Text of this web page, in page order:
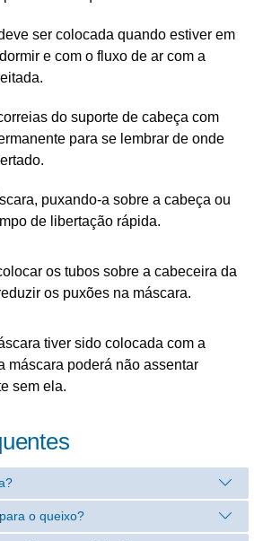
ser colocada quando estiver em
e com o fluxo de ar com a
do suporte de cabeça com
para se lembrar de onde
puxando-a sobre a cabeça ou
de libertação rápida.
os tubos sobre a cabeceira da
os puxões na máscara.
tiver sido colocada com a
máscara poderá não assentar
sem ela.
o queixo?